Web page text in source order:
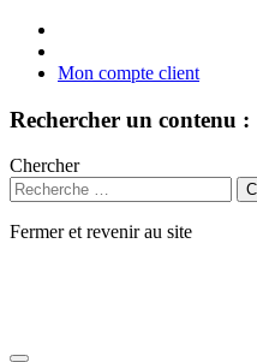
Mon compte client
Rechercher un contenu :
Chercher
Fermer et revenir au site